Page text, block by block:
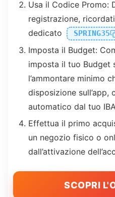
Usa il Codice Promo:
registrazione,
dedicato
SPRING35
Imposta il Budget:
imposta il tuo Budget
l’ammontare minimo
disposizione sull’app,
automatico dal tuo
Effettua il primo
un negozio fisico o
dall’attivazione
SCOPRI